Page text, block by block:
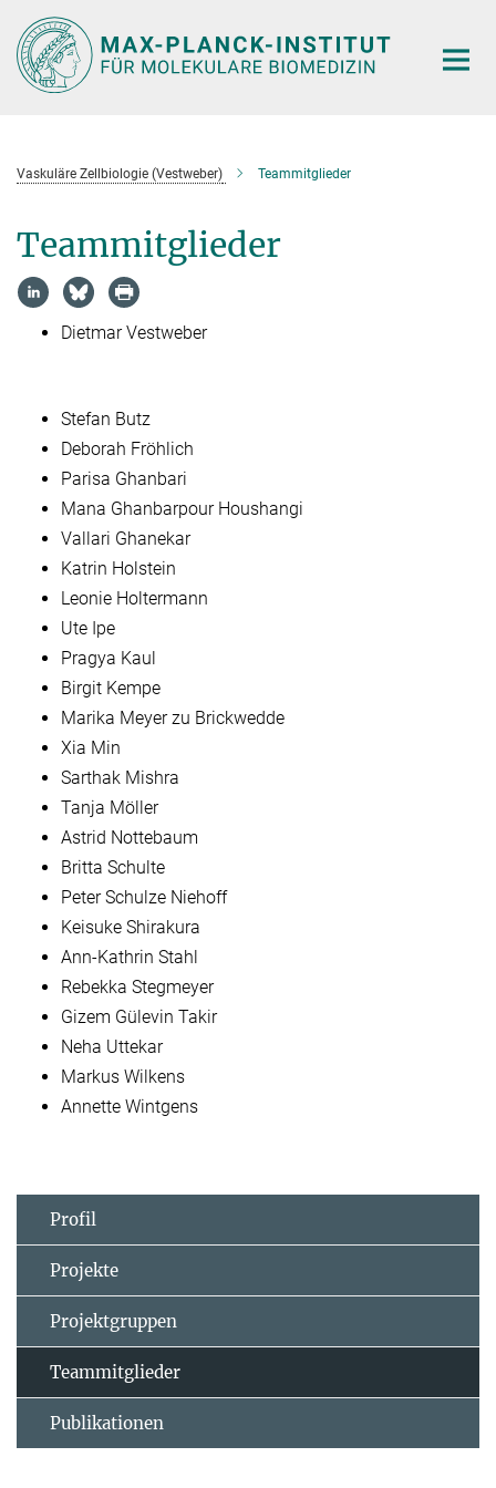
Hauptinhalt
Vaskuläre Zellbiologie (Vestweber) Teammitglieder
Teammitglieder
Dietmar Vestweber
Stefan Butz
Deborah Fröhlich
Parisa Ghanbari
Mana Ghanbarpour Houshangi
Vallari Ghanekar
Katrin Holstein
Leonie Holtermann
Ute Ipe
Pragya Kaul
Birgit Kempe
Marika Meyer zu Brickwedde
Xia Min
Sarthak Mishra
Tanja Möller
Astrid Nottebaum
Britta Schulte
Peter Schulze Niehoff
Keisuke Shirakura
Ann-Kathrin Stahl
Rebekka Stegmeyer
Gizem Gülevin Takir
Neha Uttekar
Markus Wilkens
Annette Wintgens
Profil
Projekte
Projektgruppen
Teammitglieder
Publikationen